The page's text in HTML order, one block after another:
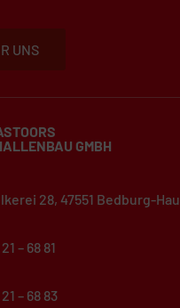
UNS
GMBH
28, 47551 Bedburg-Hau
– 68 81
– 68 83